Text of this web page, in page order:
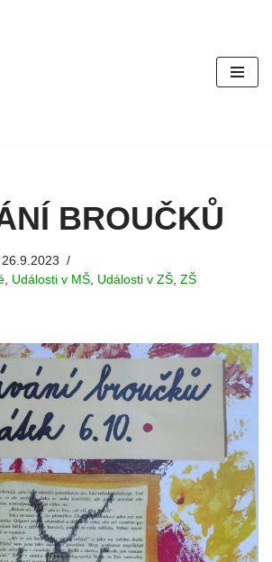
BROUČKŮ
26.9.2023
Události v MŠ Události v ZŠ ZŠ